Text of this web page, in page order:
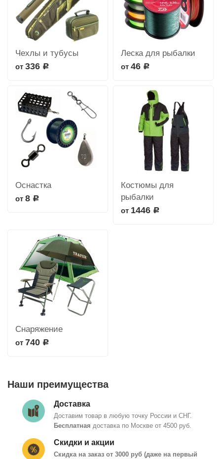
Чехлы и тубусы
от 336 Р
Леска для рыбалки
от 46 Р
Оснастка
от 8 Р
Костюмы для
рыбалки
от 1446 Р
Снаряжение
от 740 Р
Наши преимущества
Доставка
Доставим товар в любую точку России и СНГ.
Бесплатная доставка по Москве от 4500 руб.
Скидки и акции
Скидка на заказ от 3000 руб (даже на первый